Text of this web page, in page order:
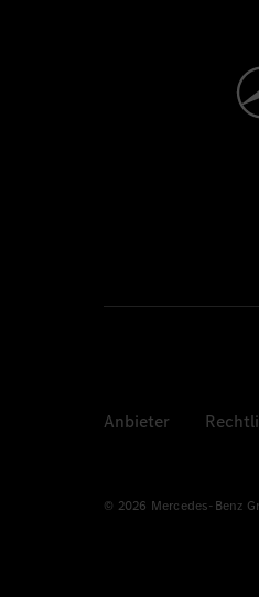
Anbieter
© 2026 Mercedes-Benz